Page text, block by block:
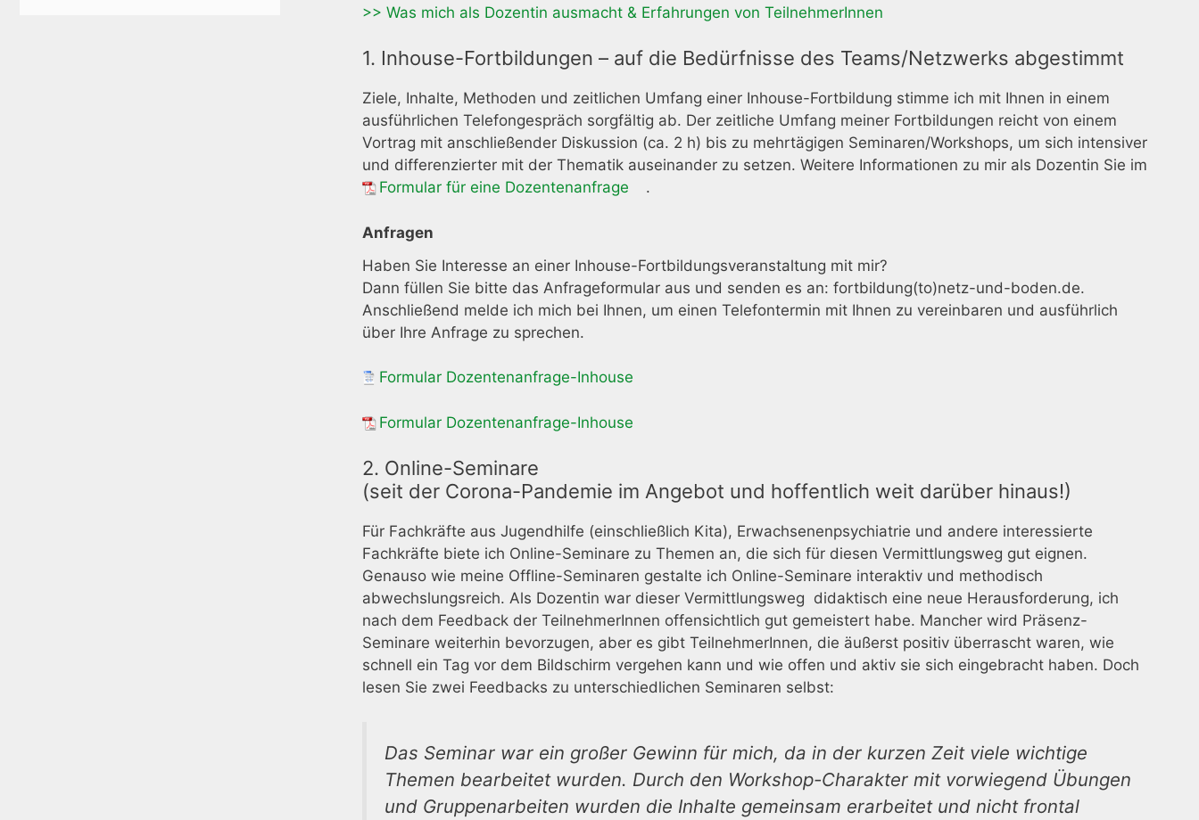
>> Was mich als Dozentin ausmacht & Erfahrungen von TeilnehmerInnen
1. Inhouse-Fortbildungen – auf die Bedürfnisse des Teams/Netzwerks abgestimmt
Ziele, Inhalte, Methoden und zeitlichen Umfang einer Inhouse-Fortbildung stimme ich mit Ihnen in einem
ausführlichen Telefongespräch sorgfältig ab. Der zeitliche Umfang meiner Fortbildungen reicht von einem
Vortrag mit anschließender Diskussion (ca. 2 h) bis zu mehrtägigen Seminaren/Workshops, um sich intensiver
und differenzierter mit der Thematik auseinander zu setzen. Weitere Informationen zu mir als Dozentin Sie im
Formular für eine Dozentenanfrage
.
Anfragen
Haben Sie Interesse an einer Inhouse-Fortbildungsveranstaltung mit mir?
Dann füllen Sie bitte das Anfrageformular aus und senden es an: fortbildung(to)netz-und-boden.de.
Anschließend melde ich mich bei Ihnen, um einen Telefontermin mit Ihnen zu vereinbaren und ausführlich
über Ihre Anfrage zu sprechen.
Formular Dozentenanfrage-Inhouse
Formular Dozentenanfrage-Inhouse
2. Online-Seminare
(seit der Corona-Pandemie im Angebot und hoffentlich weit darüber hinaus!)
Für Fachkräfte aus Jugendhilfe (einschließlich Kita), Erwachsenenpsychiatrie und andere interessierte
Fachkräfte biete ich Online-Seminare zu Themen an, die sich für diesen Vermittlungsweg gut eignen.
Genauso wie meine Offline-Seminaren gestalte ich Online-Seminare interaktiv und methodisch
abwechslungsreich. Als Dozentin war dieser Vermittlungsweg didaktisch eine neue Herausforderung, ich
nach dem Feedback der TeilnehmerInnen offensichtlich gut gemeistert habe. Mancher wird Präsenz-
Seminare weiterhin bevorzugen, aber es gibt TeilnehmerInnen, die äußerst positiv überrascht waren, wie
schnell ein Tag vor dem Bildschirm vergehen kann und wie offen und aktiv sie sich eingebracht haben. Doch
lesen Sie zwei Feedbacks zu unterschiedlichen Seminaren selbst:
Das Seminar war ein großer Gewinn für mich, da in der kurzen Zeit viele wichtige
Themen bearbeitet wurden. Durch den Workshop-Charakter mit vorwiegend Übungen
und Gruppenarbeiten wurden die Inhalte gemeinsam erarbeitet und nicht frontal